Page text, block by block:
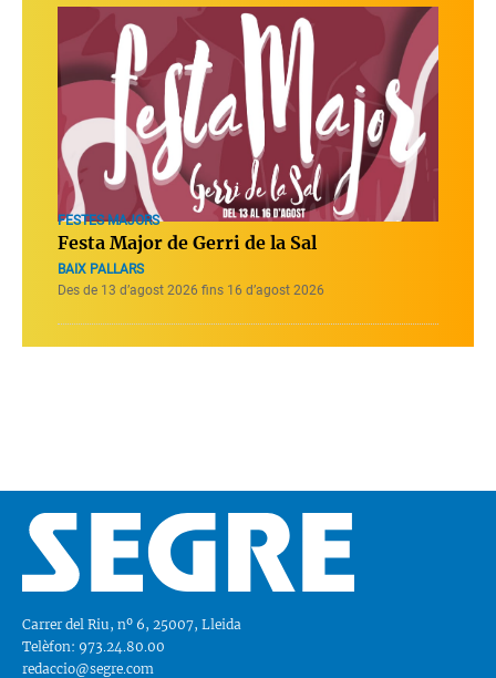
FESTES MAJORS
Festa Major de Gerri de la Sal
BAIX PALLARS
Des de 13 d’agost 2026 fins 16 d’agost 2026
Carrer del Riu, nº 6, 25007, Lleida
Telèfon: 973.24.80.00
redaccio@segre.com